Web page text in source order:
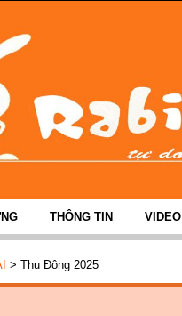
THÔNG TIN VIDEO
> Thu Đông 2025